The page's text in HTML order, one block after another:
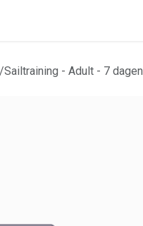
- Adult - 7 dagen